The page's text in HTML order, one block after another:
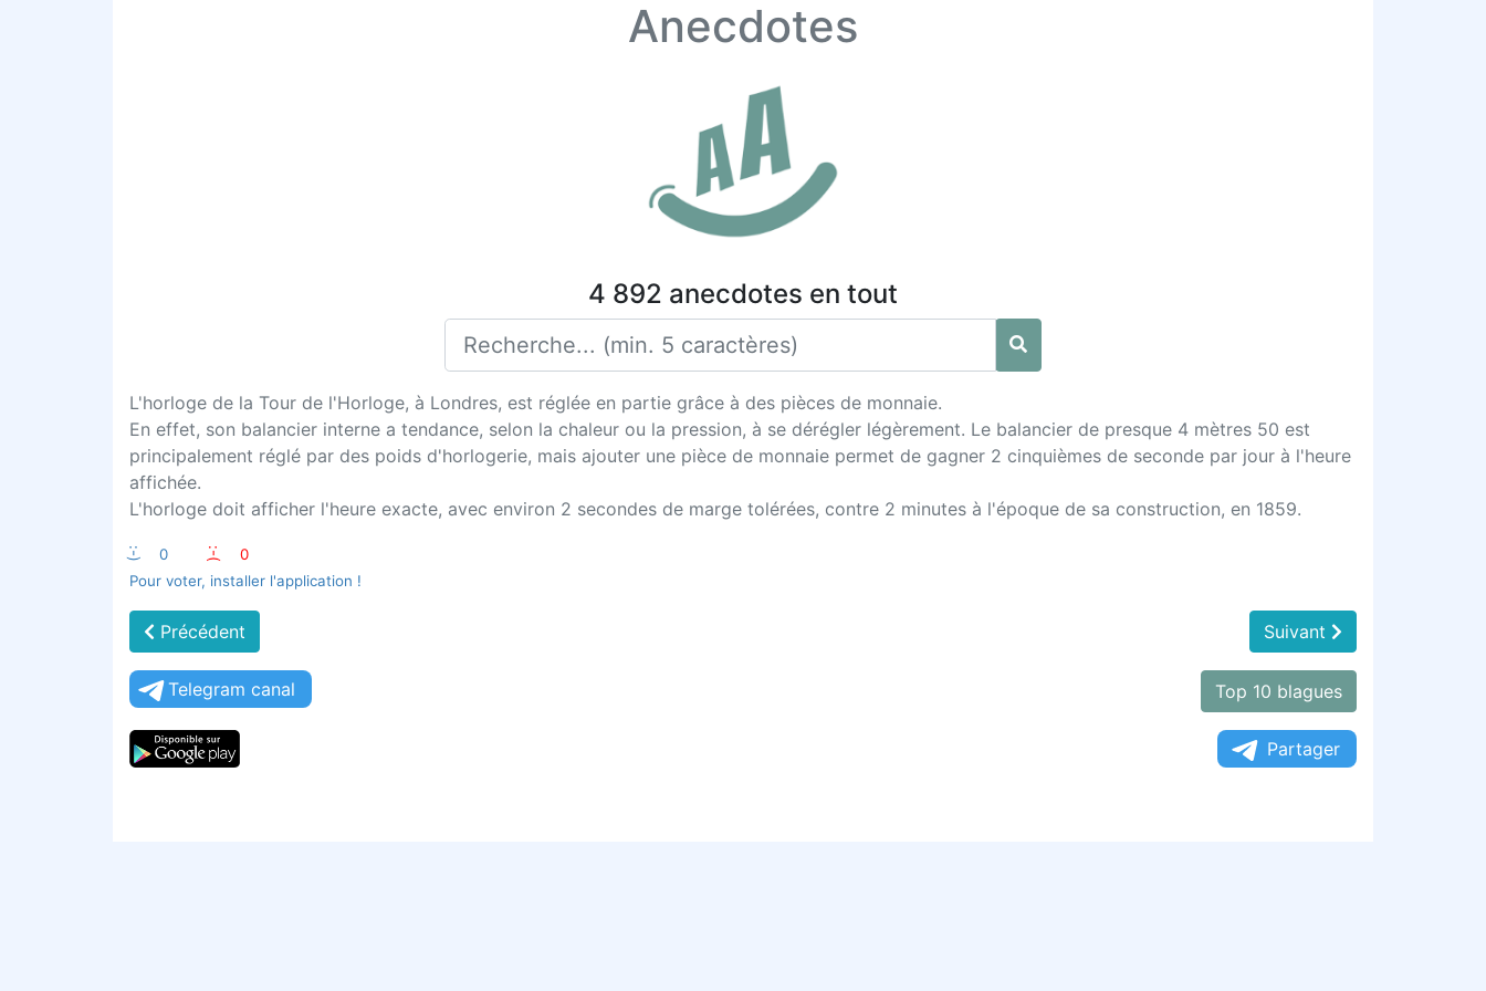
Anecdotes
4 892 anecdotes en tout
L'horloge de la Tour de l'Horloge, à Londres, est réglée en partie grâce à des pièces de monnaie.
En effet, son balancier interne a tendance, selon la chaleur ou la pression, à se dérégler légèrement. Le balancier de presque 4 mètres 50 est
principalement réglé par des poids d'horlogerie, mais ajouter une pièce de monnaie permet de gagner 2 cinquièmes de seconde par jour à l'heure
affichée.
L'horloge doit afficher l'heure exacte, avec environ 2 secondes de marge tolérées, contre 2 minutes à l'époque de sa construction, en 1859.
:-) 0 :-(
0
Pour voter, installer l'application !
Précédent Suivant
Telegram canal Top 10 blagues
Partager